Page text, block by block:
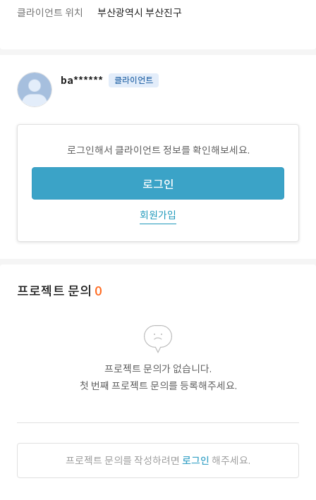
클라이언트 위치 부산광역시 부산진구
ba****** 클라이언트
로그인해서 클라이언트 정보를 확인해보세요.
로그인
회원가입
프로젝트 문의 0
프로젝트 문의가 없습니다.
첫 번째 프로젝트 문의를 등록해주세요.
프로젝트 문의를 작성하려면 로그인 해주세요.